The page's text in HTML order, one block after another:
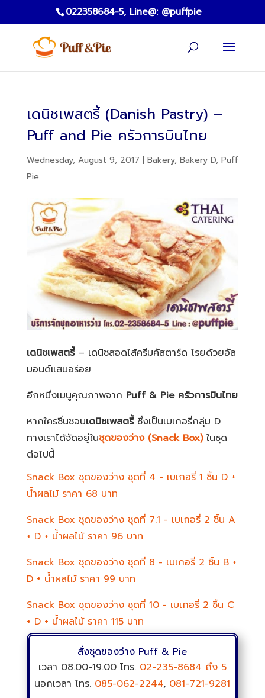
022358684-5, Line@: @puffpie
เดนิชเพสตรี้ (Danish Pastry) –
Puff and Pie ครัวการบินไทย
Wednesday, August 9, 2017 | Bakery, Bakery D, Puff
Pie
เดนิชเพสตรี้– เดนิชสอดไส้ครีมคัสตาร์ด โรยด้วยอัล
มอนด์แสนอร่อย
อีกหนึ่งเมนูคุณภาพจาก Puff & Pie ครัวการบินไทย
หากใครชื่นชอบเดนิชเพสตรี้ซึ่งเป็นเบเกอรี่กลุ่ม D
ทางเราได้จัดอยู่ในชุดของว่าง (Snack Box)ในชุด
ต่อไปนี้
Snack Box ชุดของว่าง ชุดที่ 4 - เบเกอรี่ 1 ชิ้น D +
น้ำผลไม้ ราคา 68 บาท
Snack Box ชุดของว่าง ชุดที่ 7.1 - เบเกอรี่ 2 ชิ้น A
+ D + น้ำผลไม้ ราคา 96 บาท
Snack Box ชุดของว่าง ชุดที่ 8 - เบเกอรี่ 2 ชิ้น B +
D + น้ำผลไม้ ราคา 99 บาท
Snack Box ชุดของว่าง ชุดที่ 10 - เบเกอรี่ 2 ชิ้น C
+ D + น้ำผลไม้ ราคา 115 บาท
สั่งชุดของว่าง Puff & Pie
เวลา 08.00-19.00 โทร. 02-235-8684 ถึง 5
นอกเวลา โทร. 085-062-2244, 081-721-9281